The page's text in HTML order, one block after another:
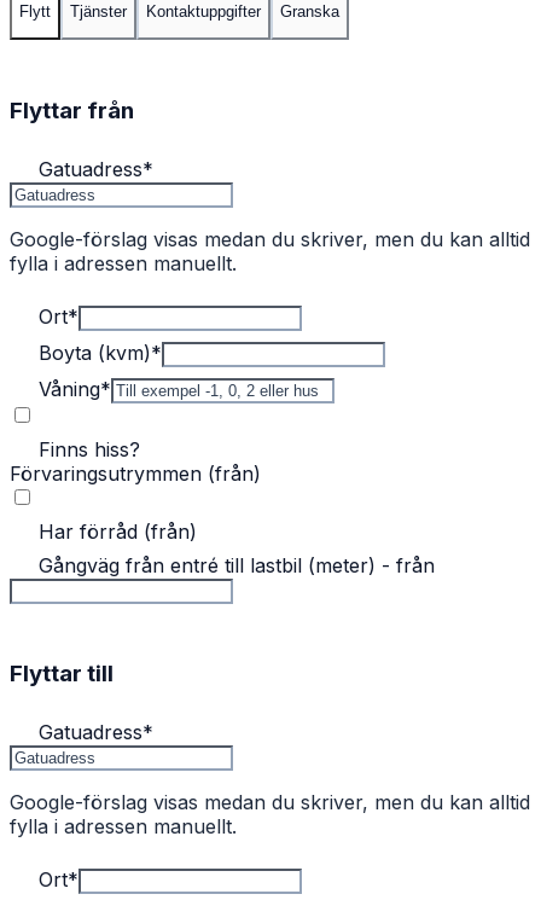
Flytt Tjänster Kontaktuppgifter Granska
Flyttar från
Gatuadress*
Google-förslag visas medan du skriver, men du kan alltid
fylla i adressen manuellt.
Ort*
Boyta (kvm)*
Våning*
Finns hiss?
Förvaringsutrymmen (från)
Har förråd (från)
Gångväg från entré till lastbil (meter) - från
Flyttar till
Gatuadress*
Google-förslag visas medan du skriver, men du kan alltid
fylla i adressen manuellt.
Ort*